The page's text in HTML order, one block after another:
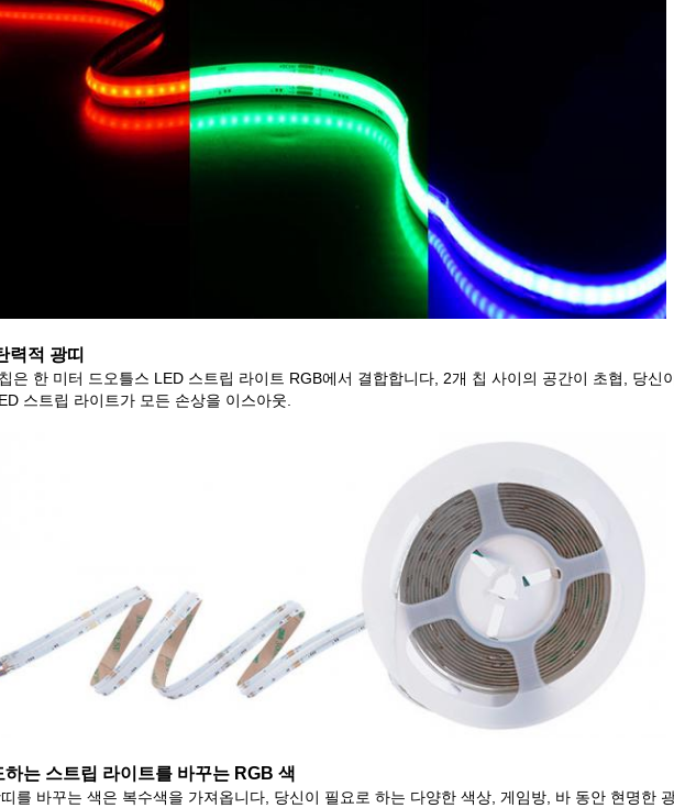
력적 광띠
은 한 미터 드오틀스 LED 스트립 라이트 RGB에서 결합합니다, 2개 칩 사이의 공간이 초협, 당신
스트립 라이트가 모든 손상을 이스아웃.
하는 스트립 라이트를 바꾸는 RGB 색
를 바꾸는 색은 복수색을 가져옵니다, 당신이 필요로 하는 다양한 색상, 게임방, 바 동안 현명한